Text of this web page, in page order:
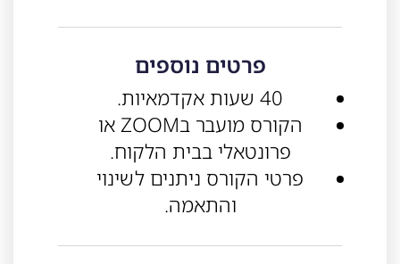
פרטים נוספים
40 שעות אקדמאיות.
הקורס מועבר בZOOM או
פרונטאלי בבית הלקוח.
פרטי הקורס ניתנים לשינוי
והתאמה.